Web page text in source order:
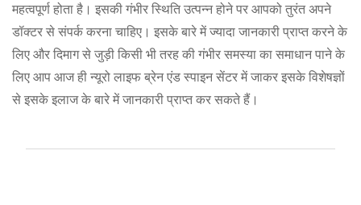
महत्वपूर्ण होता है। इसकी गंभीर स्थिति उत्पन्न होने पर आपको तुरंत अपने
डॉक्टर से संपर्क करना चाहिए। इसके बारे में ज्यादा जानकारी प्राप्त करने के
लिए और दिमाग से जुड़ी किसी भी तरह की गंभीर समस्या का समाधान पाने के
लिए आप आज ही न्यूरो लाइफ ब्रेन एंड स्पाइन सेंटर में जाकर इसके विशेषज्ञों
से इसके इलाज के बारे में जानकारी प्राप्त कर सकते हैं।